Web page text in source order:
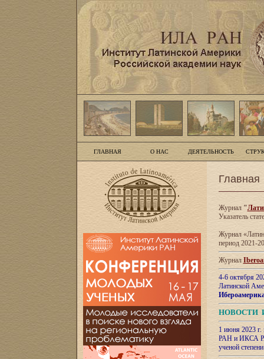
ГЛАВНАЯ О НАС ДЕЯТЕЛЬНОСТЬ
Главная
Журнал"
Указатель
Журнал
период 2021-
Журнал
4-6 октября
Латинской
НОВОСТИ
1 июня 2023
РАН и ИКСА
ученой